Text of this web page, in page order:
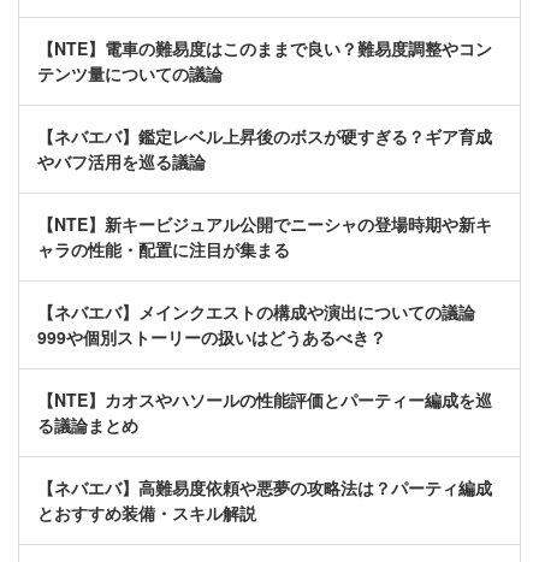
【NTE】電車の難易度はこのままで良い？難易度調整やコン
テンツ量についての議論
【ネバエバ】鑑定レベル上昇後のボスが硬すぎる？ギア育成
やバフ活用を巡る議論
【NTE】新キービジュアル公開でニーシャの登場時期や新キ
ャラの性能・配置に注目が集まる
【ネバエバ】メインクエストの構成や演出についての議論
999や個別ストーリーの扱いはどうあるべき？
【NTE】カオスやハソールの性能評価とパーティー編成を巡
る議論まとめ
【ネバエバ】高難易度依頼や悪夢の攻略法は？パーティ編成
とおすすめ装備・スキル解説